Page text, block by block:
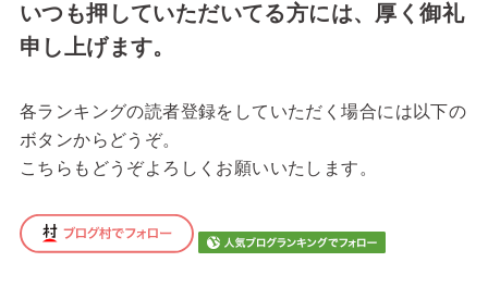
いつも押していただいてる方には、厚く御礼
申し上げます。
各ランキングの読者登録をしていただく場合には以下の
ボタンからどうぞ。
こちらもどうぞよろしくお願いいたします。